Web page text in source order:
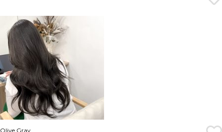
Olive Gray